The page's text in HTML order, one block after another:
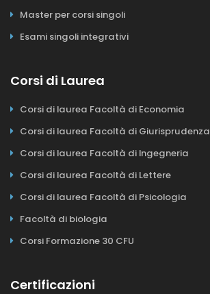
Master per corsi singoli
Esami singoli integrativi
Corsi di Laurea
Corsi di laurea Facoltà di Economia
Corsi di laurea Facoltà di Giurisprudenza
Corsi di laurea Facoltà di Ingegneria
Corsi di laurea Facoltà di Lettere
Corsi di laurea Facoltà di Psicologia
Facoltà di biologia
Corsi Formazione 30 CFU
Certificazioni